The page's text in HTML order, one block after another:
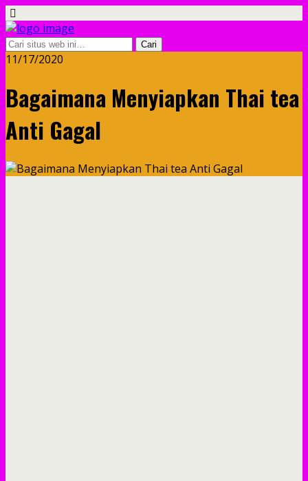
11/17/2020
Bagaimana Menyiapkan Thai tea
Anti Gagal